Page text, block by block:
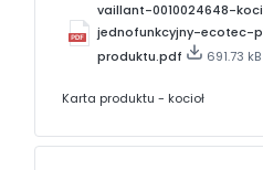
vaillant-0010024648-
jednofunkcyjny-ecotec-
produktu.pdf
691.73 kB
Karta produktu - kocioł